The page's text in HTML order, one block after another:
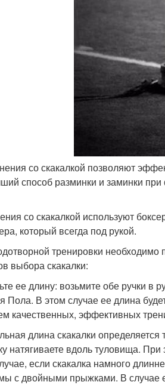
со скакалкой позволяют
способ разминки и заминки
со скакалкой используют
который всегда под рукой.
тренировки необходимо
выбора скакалки:
ее длину: возьмите обе ручки в
Пола. В этом случае ее длина
качественных, эффективных
длина скакалки
натягиваете вдоль туловища.
если скакалка намного
с двойными прыжками. В случае